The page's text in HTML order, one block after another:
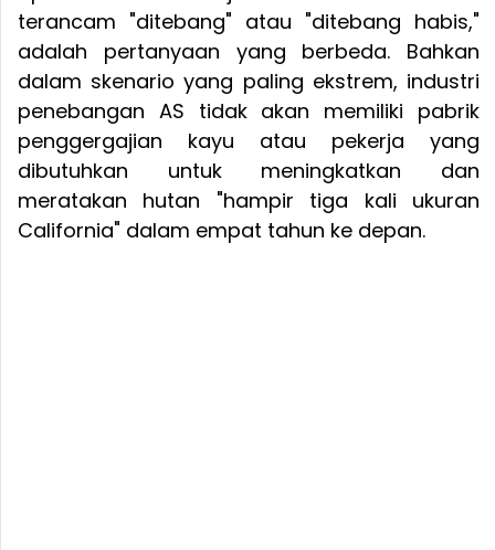
terancam "ditebang" atau "ditebang habis,"
adalah pertanyaan yang berbeda. Bahkan
dalam skenario yang paling ekstrem, industri
penebangan AS tidak akan memiliki pabrik
penggergajian kayu atau pekerja yang
dibutuhkan untuk meningkatkan dan
meratakan hutan "hampir tiga kali ukuran
California" dalam empat tahun ke depan.